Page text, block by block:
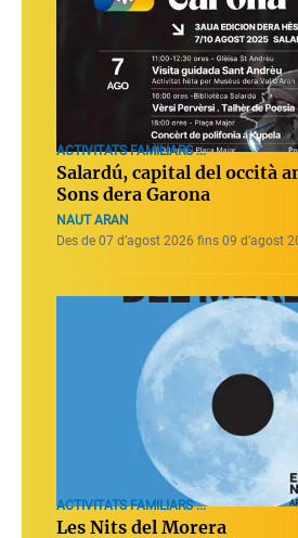
ACTIVITATS FAMILIARS ...
Salardú, capital del occità
Sons dera Garona
NAUT ARAN
Des de 07 d’agost 2026 fins 09 d’agost
ACTIVITATS FAMILIARS ...
Les Nits del Morera